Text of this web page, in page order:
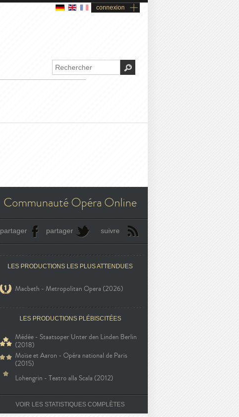
connexion
Communauté Opéra Online
partager partager suivre
LES PRODUCTIONS LES PLUS ATTENDUES
Macbeth - Metropolitan Opera (2026)
LES PRODUCTIONS PLÉBISCITÉES
Médée - Staatsoper Unter den Linden Berlin
(2018)
Moïse et Aaron - Opéra national de Paris
(2015)
Lohengrin - Teatro alla Scala (2012)
VOIR LES STATISTIQUES COMPLÈTES